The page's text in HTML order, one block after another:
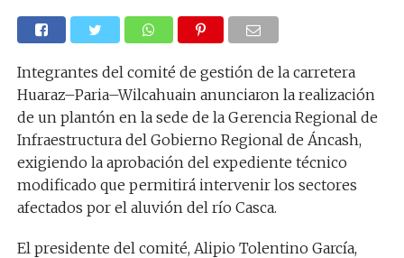
Integrantes del comité de gestión de la carretera
Huaraz–Paria–Wilcahuain anunciaron la realización
de un plantón en la sede de la Gerencia Regional de
Infraestructura del Gobierno Regional de Áncash,
exigiendo la aprobación del expediente técnico
modificado que permitirá intervenir los sectores
afectados por el aluvión del río Casca.
El presidente del comité, Alipio Tolentino García,